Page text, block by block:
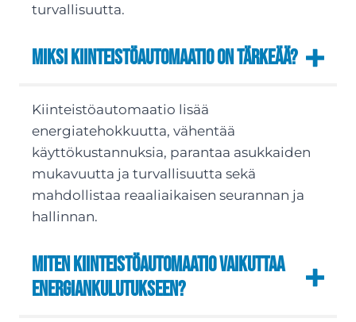
turvallisuutta.
Miksi kiinteistöautomaatio on tärkeää?
Kiinteistöautomaatio lisää
energiatehokkuutta, vähentää
käyttökustannuksia, parantaa asukkaiden
mukavuutta ja turvallisuutta sekä
mahdollistaa reaaliaikaisen seurannan ja
hallinnan.
Miten kiinteistöautomaatio vaikuttaa
energiankulutukseen?